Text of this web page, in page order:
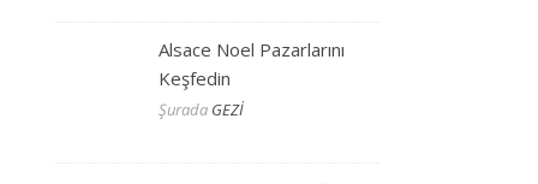
Alsace Noel Pazarlarını
Keşfedin
Şurada GEZİ